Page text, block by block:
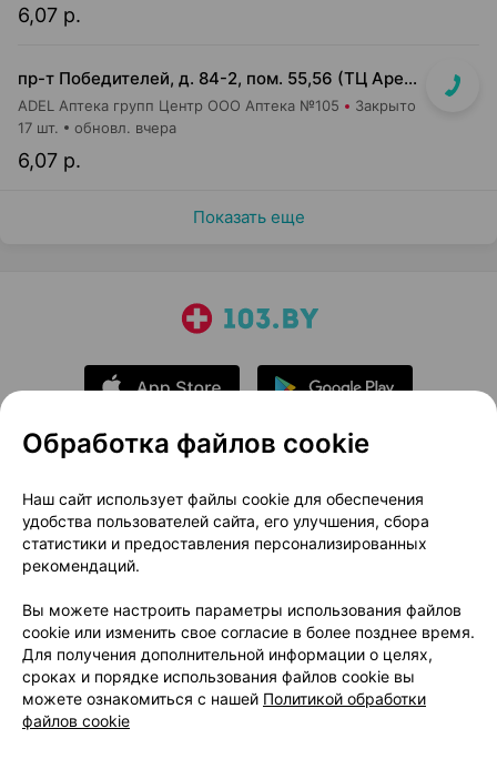
6,07 р.
пр-т Победителей, д. 84-2, пом. 55,56 (ТЦ Арена Сити, напротив центр. входа)
ADEL Аптека групп Центр ООО Аптека №105 Закрыто
6,07 р.
17 шт. обновл. вчера
Показать еще
О проекте
Новости проекта
Размещение рекламы
Медицинский маркетинг
Публичный договор
Доставка
Способы оплаты
Вакансии
Партнеры
Написать руководителю 103.by
Написать в поддержку
Персональные настройки Cookie
Обработка файлов cookie
Наш сайт использует файлы cookie для обеспечения
удобства пользователей сайта, его улучшения, сбора
статистики и предоставления персонализированных
рекомендаций.
Вы можете настроить параметры использования файлов
cookie или изменить свое согласие в более позднее время.
Для получения дополнительной информации о целях,
сроках и порядке использования файлов cookie вы
можете ознакомиться с нашей Политикой обработки
файлов cookie